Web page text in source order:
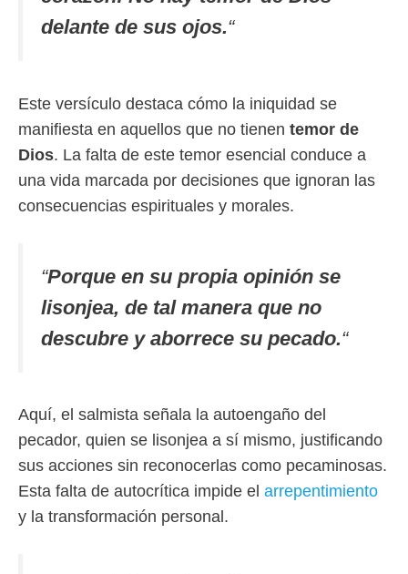
delante de sus ojos.“
Este versículo destaca cómo la iniquidad se
manifiesta en aquellos que no tienen temor de
Dios. La falta de este temor esencial conduce a
una vida marcada por decisiones que ignoran las
consecuencias espirituales y morales.
“Porque en su propia opinión se
lisonjea, de tal manera que no
descubre y aborrece su pecado.“
Aquí, el salmista señala la autoengaño del
pecador, quien se lisonjea a sí mismo, justificando
sus acciones sin reconocerlas como pecaminosas.
Esta falta de autocrítica impide el arrepentimiento
y la transformación personal.